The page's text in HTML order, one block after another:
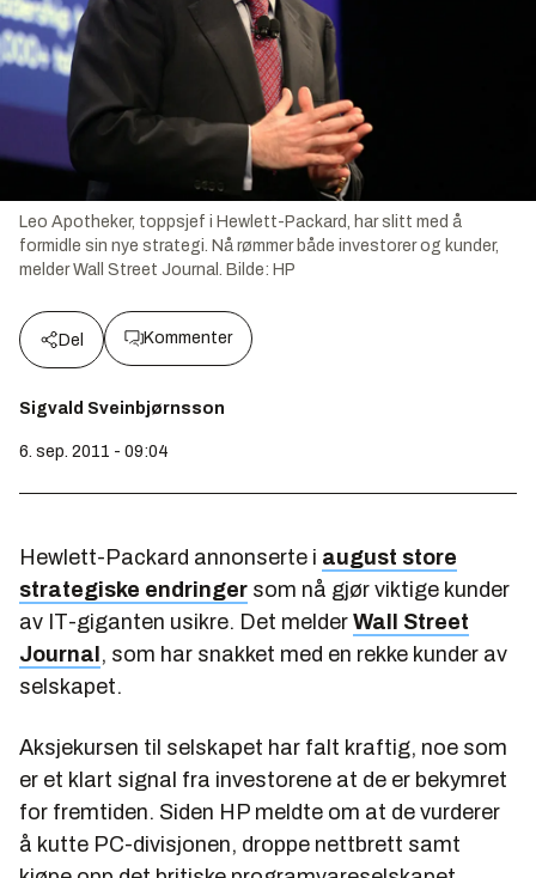
Leo Apotheker, toppsjef i Hewlett-Packard, har slitt med å
formidle sin nye strategi. Nå rømmer både investorer og kunder,
melder Wall Street Journal. Bilde: HP
Del Kommenter
Sigvald Sveinbjørnsson
6. sep. 2011 - 09:04
Hewlett-Packard annonserte i august store
strategiske endringer som nå gjør viktige kunder
av IT-giganten usikre. Det melder Wall Street
Journal, som har snakket med en rekke kunder av
selskapet.
Aksjekursen til selskapet har falt kraftig, noe som
er et klart signal fra investorene at de er bekymret
for fremtiden. Siden HP meldte om at de vurderer
å kutte PC-divisjonen, droppe nettbrett samt